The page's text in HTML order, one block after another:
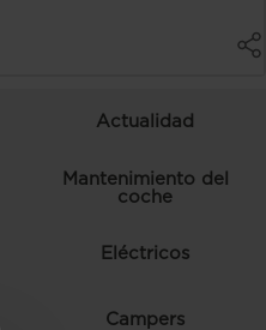
Actualidad
Mantenimiento del
coche
Eléctricos
Campers